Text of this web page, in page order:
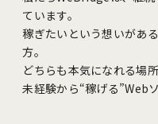
ています。
稼ぎたいという想いがあ
方。
どちらも本気になれる場
未経験から“稼げる”Web